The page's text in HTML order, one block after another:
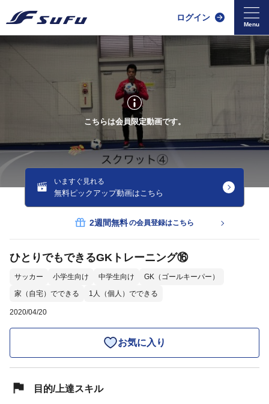
ログイン
こちらは会員限定動画です。
いますぐ見れる
無料ピックアップ動画はこちら
2週間無料の会員登録はこちら
ひとりでもできるGKトレーニング⑯
サッカー 小学生向け 中学生向け
GK（ゴールキーパー）
家（自宅）でできる
1人（個人）でできる
2020/04/20
お気に入り
目的/上達スキル